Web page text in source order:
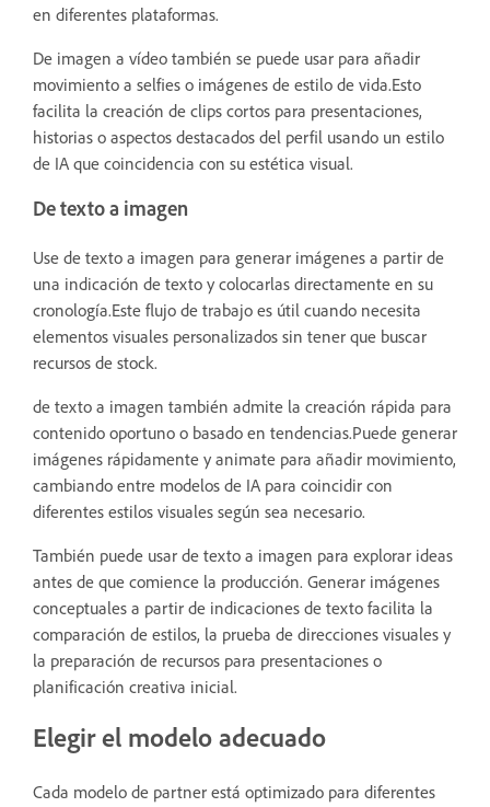
en diferentes plataformas.
De imagen a vídeo también se puede usar para añadir
movimiento a selfies o imágenes de estilo de vida.Esto
facilita la creación de clips cortos para presentaciones,
historias o aspectos destacados del perfil usando un estilo
de IA que coincidencia con su estética visual.
De texto a imagen
Use de texto a imagen para generar imágenes a partir de
una indicación de texto y colocarlas directamente en su
cronología.Este flujo de trabajo es útil cuando necesita
elementos visuales personalizados sin tener que buscar
recursos de stock.
de texto a imagen también admite la creación rápida para
contenido oportuno o basado en tendencias.Puede generar
imágenes rápidamente y animate para añadir movimiento,
cambiando entre modelos de IA para coincidir con
diferentes estilos visuales según sea necesario.
También puede usar de texto a imagen para explorar ideas
antes de que comience la producción. Generar imágenes
conceptuales a partir de indicaciones de texto facilita la
comparación de estilos, la prueba de direcciones visuales y
la preparación de recursos para presentaciones o
planificación creativa inicial.
Elegir el modelo adecuado
Cada modelo de partner está optimizado para diferentes